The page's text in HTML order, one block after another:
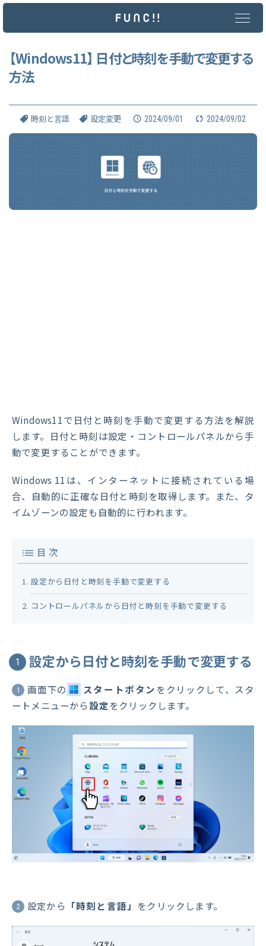
メ
ン
【Windows11】 日付と時刻を手動で変更する
方法
時刻と言語 設定変更 2024/09/01 2024/09/02
Windows11で日付と時刻を手動で変更する方法を解説
します。日付と時刻は設定・コントロールパネルから手
動で変更することができます。
Windows 11は、インターネットに接続されている場
合、自動的に正確な日付と時刻を取得します。また、タ
イムゾーンの設定も自動的に行われます。
目 次
設定から日付と時刻を手動で変更する
コントロールパネルから日付と時刻を手動で変更する
1 設定から日付と時刻を手動で変更する
1 画面下の スタートボタン をクリックして、スタ
ートメニューから 設定 をクリックします。
2 設定から 「時刻と言語」 をクリックします。